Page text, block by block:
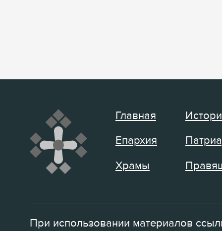
Главная
Епархия
Храмы
При использовании материалов